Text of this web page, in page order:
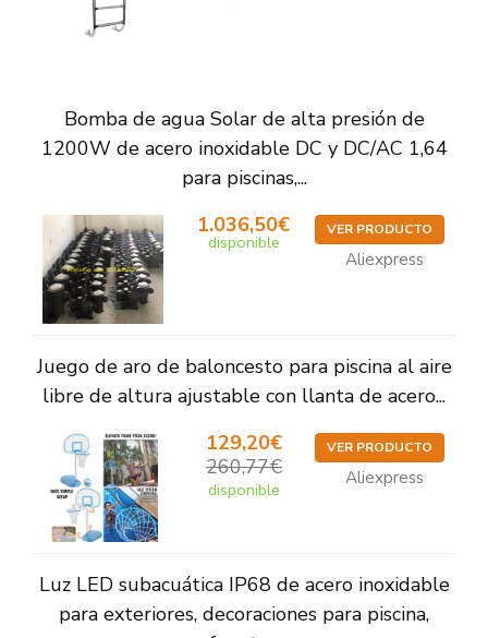
Bomba de agua Solar de alta presión de
1200W de acero inoxidable DC y DC/AC 1,64
para piscinas,...
1.036,50€
disponible
VER PRODUCTO
Aliexpress
Juego de aro de baloncesto para piscina al aire
libre de altura ajustable con llanta de acero...
129,20€
260,77€
disponible
VER PRODUCTO
Aliexpress
Luz LED subacuática IP68 de acero inoxidable
para exteriores, decoraciones para piscina,